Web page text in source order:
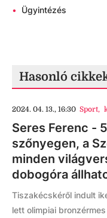
• Ügyintézés
Hasonló
2024. 04. 13., 16:30 Sport,
Seres Ferenc -
szőnyegen, a
minden
dobogóra
Tiszakécskéről indult
lett olimpiai